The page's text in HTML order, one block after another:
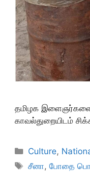
தமிழக
காவல்துறையிடம்
Categories
Culture,
Tags
சீனா,போதை